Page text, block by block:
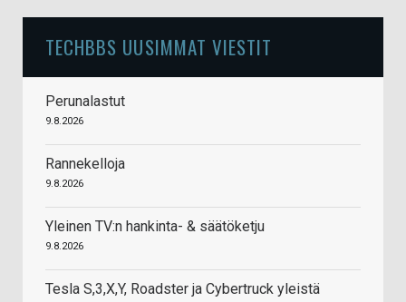
TECHBBS UUSIMMAT VIESTIT
Perunalastut
9.8.2026
Rannekelloja
9.8.2026
Yleinen TV:n hankinta- & säätöketju
9.8.2026
Tesla S,3,X,Y, Roadster ja Cybertruck yleistä